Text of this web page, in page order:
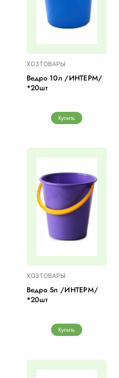
ХОЗТОВАРЫ
Ведро 10л /ИНТЕРМ/
*20шт
Купить
ХОЗТОВАРЫ
Ведро 5л /ИНТЕРМ/
*20шт
Купить